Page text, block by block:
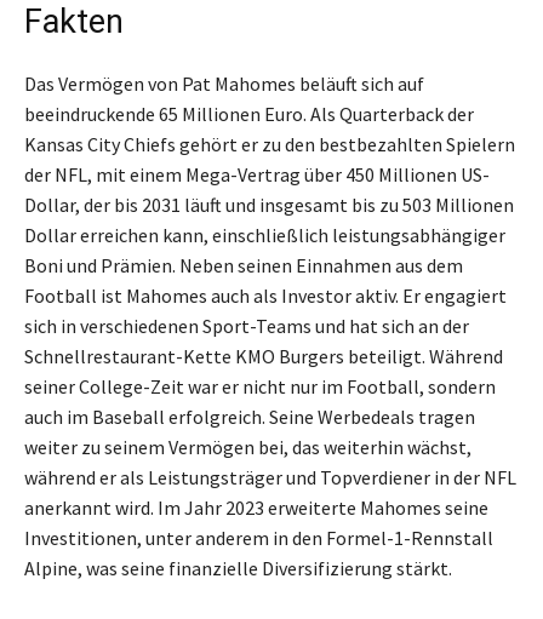
Fakten
Das Vermögen von Pat Mahomes beläuft sich auf
beeindruckende 65 Millionen Euro. Als Quarterback der
Kansas City Chiefs gehört er zu den bestbezahlten Spielern
der NFL, mit einem Mega-Vertrag über 450 Millionen US-
Dollar, der bis 2031 läuft und insgesamt bis zu 503 Millionen
Dollar erreichen kann, einschließlich leistungsabhängiger
Boni und Prämien. Neben seinen Einnahmen aus dem
Football ist Mahomes auch als Investor aktiv. Er engagiert
sich in verschiedenen Sport-Teams und hat sich an der
Schnellrestaurant-Kette KMO Burgers beteiligt. Während
seiner College-Zeit war er nicht nur im Football, sondern
auch im Baseball erfolgreich. Seine Werbedeals tragen
weiter zu seinem Vermögen bei, das weiterhin wächst,
während er als Leistungsträger und Topverdiener in der NFL
anerkannt wird. Im Jahr 2023 erweiterte Mahomes seine
Investitionen, unter anderem in den Formel-1-Rennstall
Alpine, was seine finanzielle Diversifizierung stärkt.